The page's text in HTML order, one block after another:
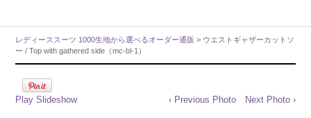
レディーススーツ 1000生地から選べるオーダー通販 > ウエストギャザーカットソ
ー / Top with gathered side（mc-bl-1）
Play Slideshow ‹ Previous Photo Next Photo ›